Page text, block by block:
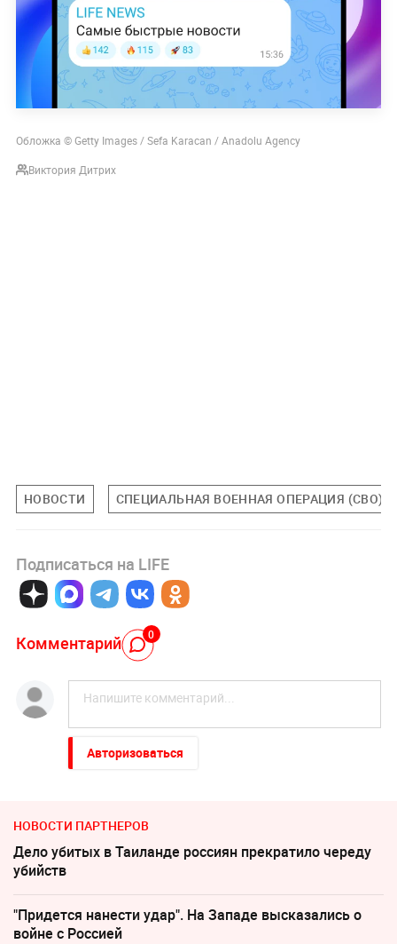
Обложка © Getty Images / Sefa Karacan / Anadolu Agency
Виктория Дитрих
НОВОСТИ СПЕЦИАЛЬНАЯ ВОЕННАЯ ОПЕРАЦИЯ (СВО)
Подписаться на LIFE
Комментарий 0
Авторизоваться
НОВОСТИ ПАРТНЕРОВ
Дело убитых в Таиланде россиян прекратило череду
убийств
"Придется нанести удар". На Западе высказались о
войне с Россией